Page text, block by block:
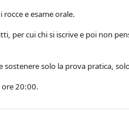
e esame orale.
per cui chi si iscrive e poi non
solo la prova pratica,
ore 20:00.